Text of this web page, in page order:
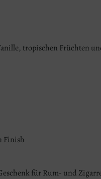
tropischen Früchten
Finish
für Rum- und